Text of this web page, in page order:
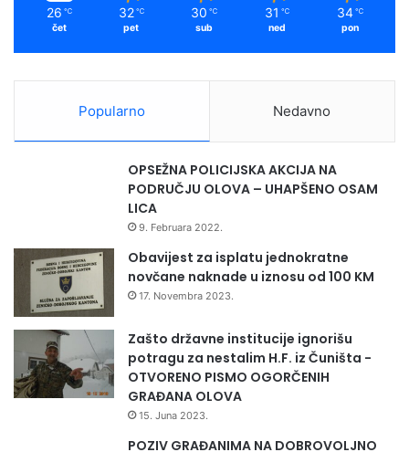
26 ℃
čet
32 ℃
pet
30 ℃
sub
31 ℃
ned
34 ℃
pon
Popularno Nedavno
OPSEŽNA POLICIJSKA AKCIJA NA
PODRUČJU OLOVA – UHAPŠENO OSAM
LICA
9. Februara 2022.
Obavijest za isplatu jednokratne
novčane naknade u iznosu od 100 KM
17. Novembra 2023.
Zašto državne institucije ignorišu
potragu za nestalim H.F. iz Čuništa -
OTVORENO PISMO OGORČENIH
GRAĐANA OLOVA
15. Juna 2023.
POZIV GRAĐANIMA NA DOBROVOLJNO